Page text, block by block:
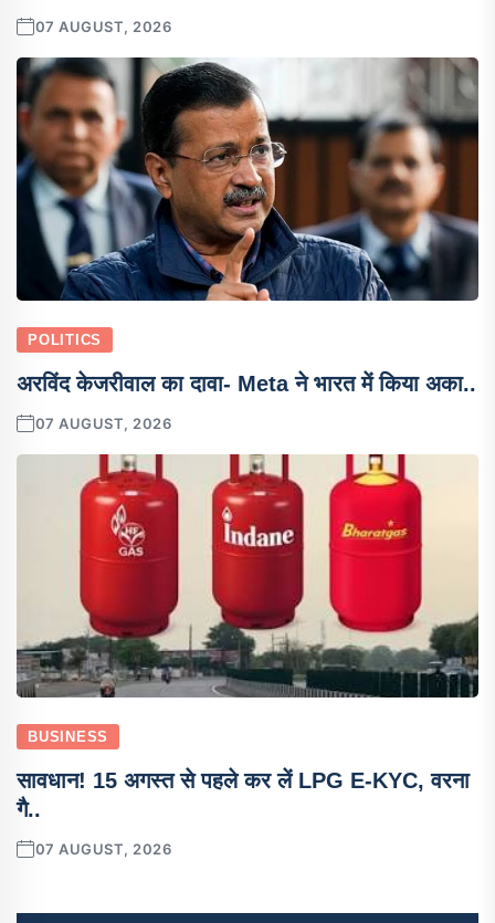
07 AUGUST, 2026
POLITICS
अरविंद केजरीवाल का दावा- Meta ने भारत में किया अका..
07 AUGUST, 2026
BUSINESS
सावधान! 15 अगस्त से पहले कर लें LPG E-KYC, वरना
गै..
07 AUGUST, 2026